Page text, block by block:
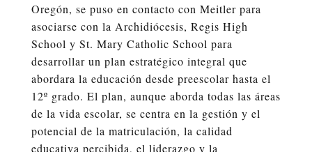
Oregón, se puso en contacto con Meitler para
asociarse con la Archidiócesis, Regis High
School y St. Mary Catholic School para
desarrollar un plan estratégico integral que
abordara la educación desde preescolar hasta el
12º grado. El plan, aunque aborda todas las áreas
de la vida escolar, se centra en la gestión y el
potencial de la matriculación, la calidad
educativa percibida, el liderazgo y la